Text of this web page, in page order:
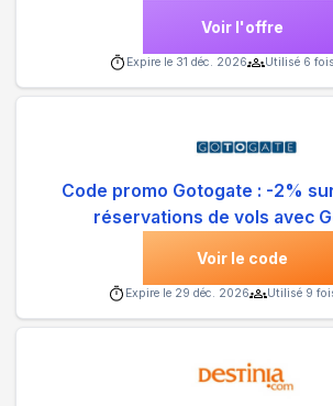
Voir l'offre
Expire le 31 déc. 2026 Utilisé 6 fois
Code promo Gotogate : -2%
réservations de vols avec
Voir le code
Expire le 29 déc. 2026 Utilisé 9